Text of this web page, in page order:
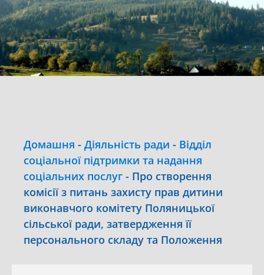
Домашня - Діяльність ради - Відділ
соціальної підтримки та надання
соціальних послуг - Про створення
комісії з питань захисту прав дитини
виконавчого комітету Поляницької
сільської ради, затвердження її
персонального складу та Положення